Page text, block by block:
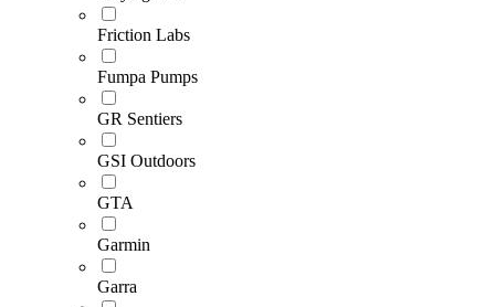
Friction Labs
Fumpa Pumps
GR Sentiers
GSI Outdoors
GTA
Garmin
Garra